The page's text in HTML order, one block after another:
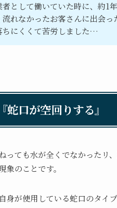
として働いていた時に、約1
れなかったお客さんに出会
ちにくくて苦労しました…
口が空回りする』
っても水が全くでなかったリ
のことです。
身が使用している蛇口のタイ